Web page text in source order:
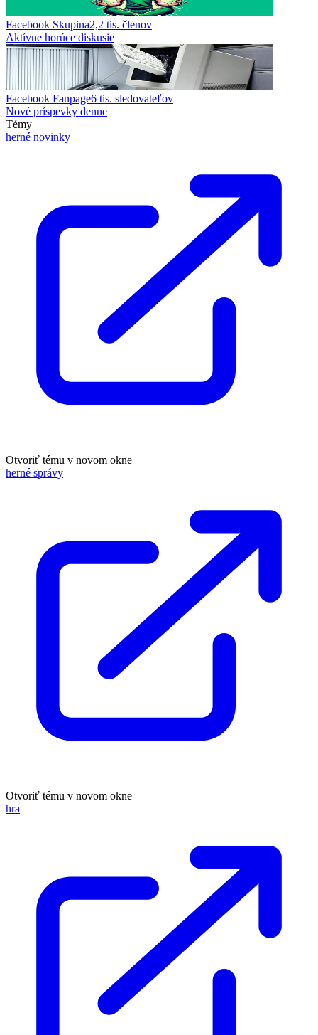
Facebook Skupina2,2 tis. členov
Aktívne horúce diskusie
Facebook Fanpage6 tis. sledovateľov
Nové príspevky denne
Témy
herné novinky
Otvoriť tému v novom okne
herné správy
Otvoriť tému v novom okne
hra